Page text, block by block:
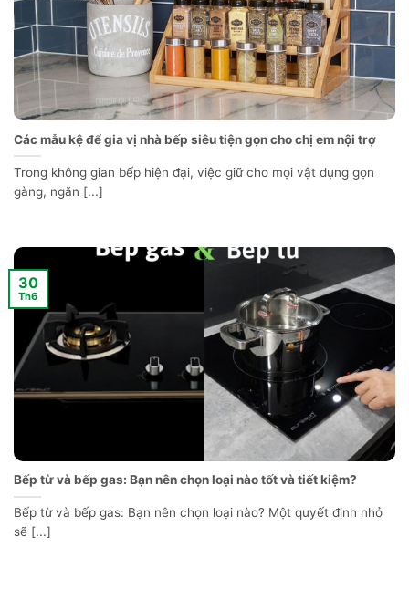
Các mẫu kệ để gia vị nhà bếp siêu tiện gọn cho chị em nội trợ
Trong không gian bếp hiện đại, việc giữ cho mọi vật dụng gọn
gàng, ngăn [...]
Bếp từ và bếp gas: Bạn nên chọn loại nào tốt và tiết kiệm?
Bếp từ và bếp gas: Bạn nên chọn loại nào? Một quyết định nhỏ
sẽ [...]
30
Th6